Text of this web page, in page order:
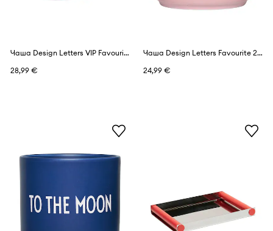
Чаша Design Letters VIP Favourite 250 ml
28,99 €
Чаша Design Letters Favourite 250 ml
24,99 €